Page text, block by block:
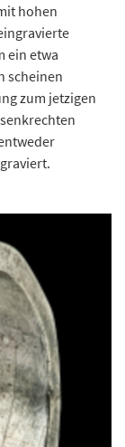
hohen
ein etwa
scheinen
zum jetzigen